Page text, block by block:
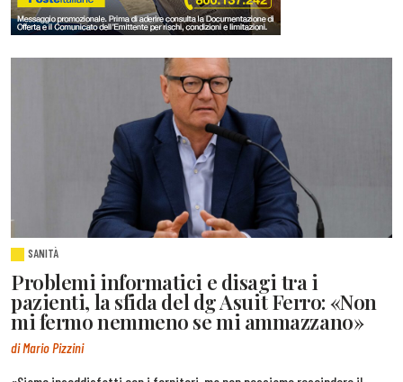
SANITÀ
Problemi informatici e disagi tra i
pazienti, la sfida del dg Asuit Ferro: «Non
mi fermo nemmeno se mi ammazzano»
di Mario Pizzini